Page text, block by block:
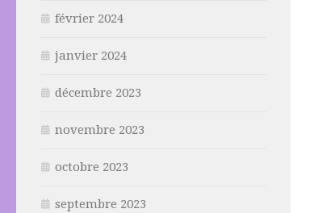
février 2024
janvier 2024
décembre 2023
novembre 2023
octobre 2023
septembre 2023